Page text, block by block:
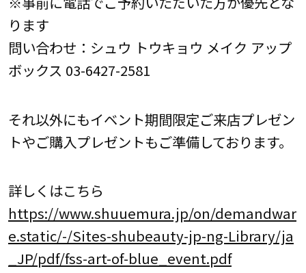
ります
問い合わせ：シュウ トウキョウ メイク アップ
ボックス 03-6427-2581
それ以外にもイベント期間限定ご来店プレゼン
トやご購入プレゼントもご準備しております。
詳しくはこちら
https://www.shuuemura.jp/on/demandwar
e.static/-/Sites-shubeauty-jp-ng-Library/ja
_JP/pdf/fss-art-of-blue_event.pdf